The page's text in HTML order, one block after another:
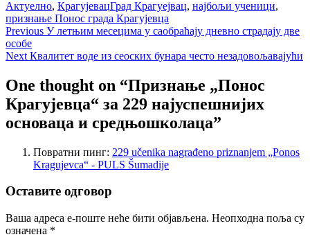
Актуелно, КрагујевацГрад Крагуејвац, најбољи ученици,
признање Понос града Крагујевца
Кретање
чланка
Previous Previous
У летњим месецима у саобраћају дневно страдају две
особе
Next Next
Квалитет воде из сеоских бунара често незадовољавајући
One thought on “Признање „Понос
Крагујевца“ за 229 најуспешнијих
основаца и средњошколаца”
Повратни пинг: 229 učenika nagrađeno priznanjem „Ponos
Kragujevca“ - PULS Šumadije
Оставите одговор
Ваша адреса е-поште неће бити објављена. Неопходна поља су
означена *